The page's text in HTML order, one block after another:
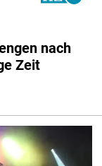
nach
Zeit